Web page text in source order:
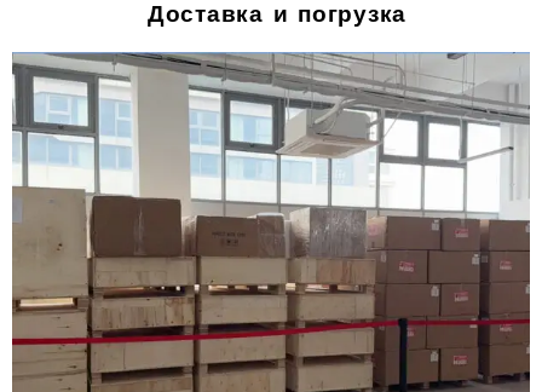
Доставка и погрузка